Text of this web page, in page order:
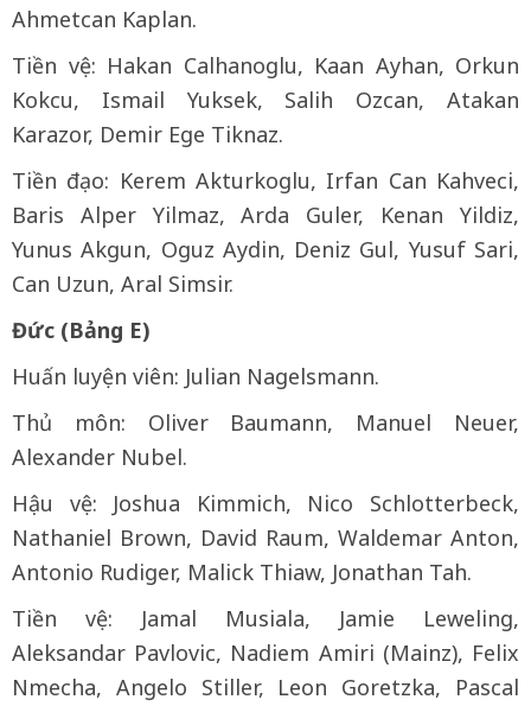
Ahmetcan Kaplan.
Tiền vệ: Hakan Calhanoglu, Kaan Ayhan, Orkun
Kokcu, Ismail Yuksek, Salih Ozcan, Atakan
Karazor, Demir Ege Tiknaz.
Tiền đạo: Kerem Akturkoglu, Irfan Can Kahveci,
Baris Alper Yilmaz, Arda Guler, Kenan Yildiz,
Yunus Akgun, Oguz Aydin, Deniz Gul, Yusuf Sari,
Can Uzun, Aral Simsir.
Đức (Bảng E)
Huấn luyện viên: Julian Nagelsmann.
Thủ môn: Oliver Baumann, Manuel Neuer,
Alexander Nubel.
Hậu vệ: Joshua Kimmich, Nico Schlotterbeck,
Nathaniel Brown, David Raum, Waldemar Anton,
Antonio Rudiger, Malick Thiaw, Jonathan Tah.
Tiền vệ: Jamal Musiala, Jamie Leweling,
Aleksandar Pavlovic, Nadiem Amiri (Mainz), Felix
Nmecha, Angelo Stiller, Leon Goretzka, Pascal